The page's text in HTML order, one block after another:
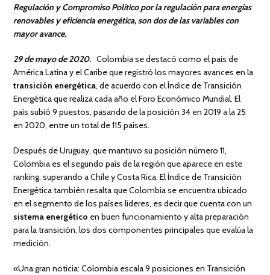
Regulación y Compromiso Político por la regulación para energías
renovables y eficiencia energética, son dos de las variables con
mayor avance.
29 de mayo de 2020. Colombia se destacó como el país de
América Latina y el Caribe que registró los mayores avances en la
transición energética, de acuerdo con el Índice de Transición
Energética que realiza cada año el Foro Económico Mundial. El
país subió 9 puestos, pasando de la posición 34 en 2019 a la 25
en 2020, entre un total de 115 países.
Después de Uruguay, que mantuvo su posición número 11,
Colombia es el segundo país de la región que aparece en este
ranking, superando a Chile y Costa Rica. El Índice de Transición
Energética también resalta que Colombia se encuentra ubicado
en el segmento de los países líderes, es decir que cuenta con un
sistema energético en buen funcionamiento y alta preparación
para la transición, los dos componentes principales que evalúa la
medición.
«Una gran noticia: Colombia escala 9 posiciones en Transición